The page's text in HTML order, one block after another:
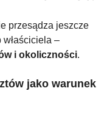
przesądza jeszcze
–
i okoliczności.
jako warunek